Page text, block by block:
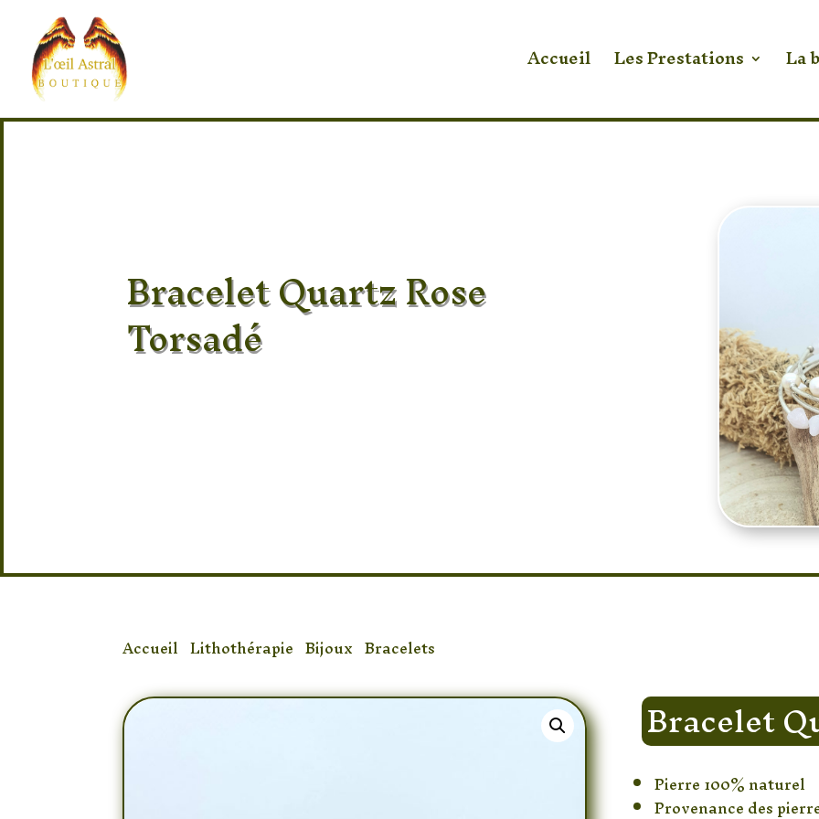
Accueil Les Prestations La
Bracelet Quartz Rose
Torsadé
Accueil /Lithothérapie /Bijoux /Bracelets
Bracelet
Pierre 100% naturel
Provenance des